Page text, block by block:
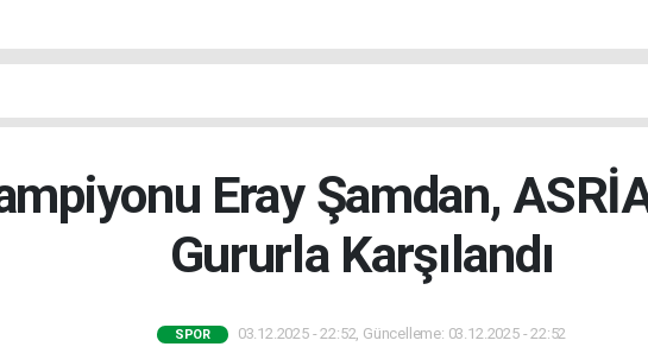
Eray Şamdan,
Gururla Karşılandı
SPOR 03.12.2025 - 22:52, Güncelleme: 03.12.2025 - 22:52